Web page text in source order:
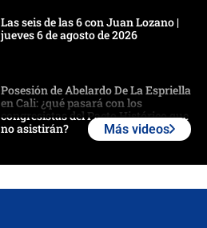
Las seis de las 6 con Juan Lozano |
jueves 6 de agosto de 2026
Posesión de Abelardo De La Espriella
en Cali: ¿qué pasará con los
congresistas del Pacto Histórico que
no asistirán?
crece el pulso por la elección del
Más videos